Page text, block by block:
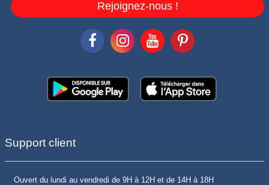
Rejoignez-nous !
Support client
Ouvert du lundi au vendredi de 9H à 12H et de 14H à 18H